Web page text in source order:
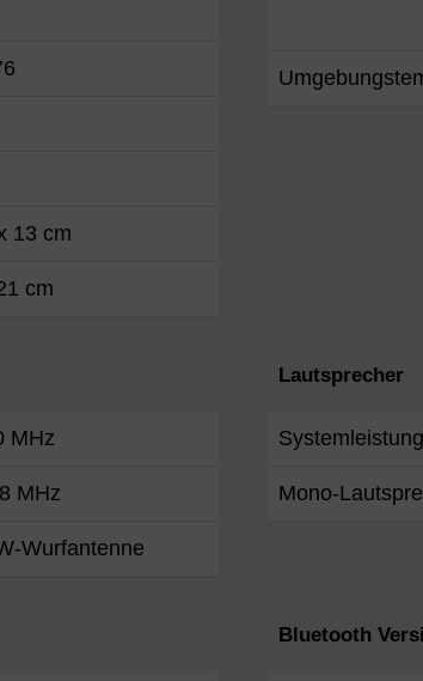
13 cm
cm
MHz
MHz
Wurfantenne
Lautsprecher
Systemleistung
Mono-
Bluetooth